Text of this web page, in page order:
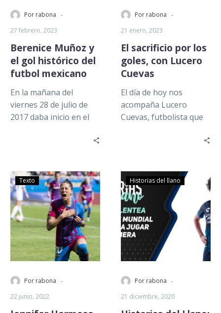
Por rabona -
27 febrero, 2023
Berenice Muñoz y
el gol histórico del
futbol mexicano
En la mañana del
viernes 28 de julio de
2017 daba inicio en el
Por rabona -
21 enero, 2023
El sacrificio por los
goles, con Lucero
Cuevas
El día de hoy nos
acompaña Lucero
Cuevas, futbolista que
Texto
Por rabona -
22 junio, 2022
Historias del llano
Por rabona -
21 diciembre, 2020